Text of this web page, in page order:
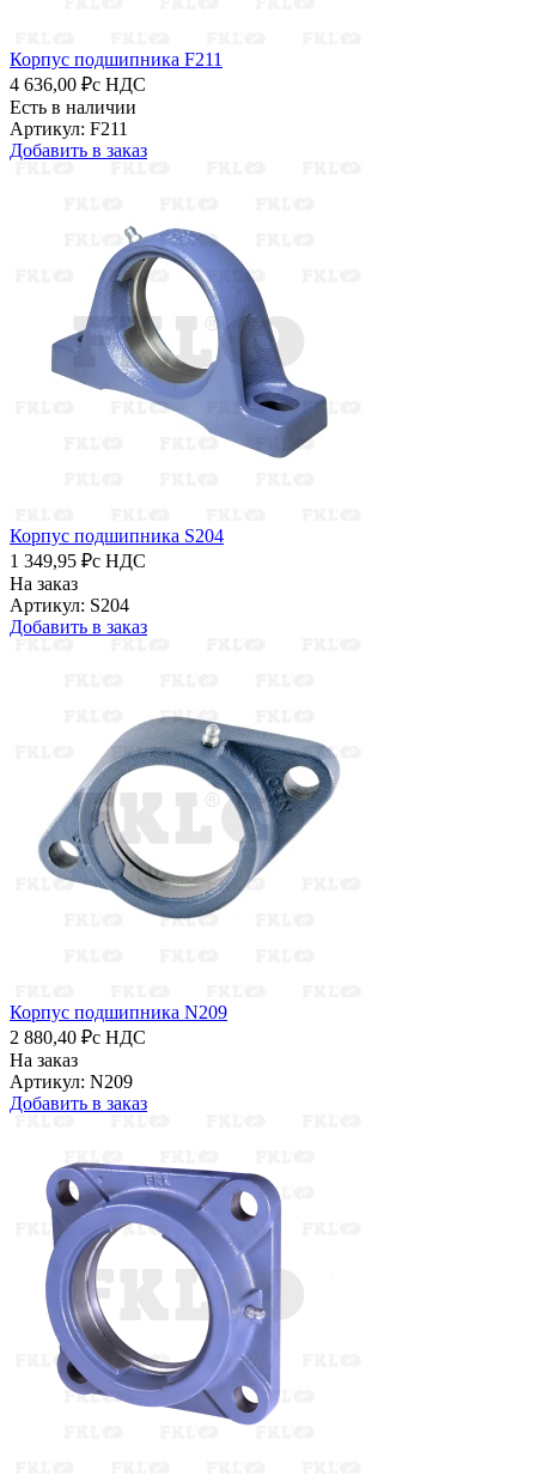
Корпус подшипника F211
4 636,00 ₽с НДС
Есть в наличии
Артикул: F211
Добавить в заказ
Корпус подшипника S204
1 349,95 ₽с НДС
На заказ
Артикул: S204
Добавить в заказ
Корпус подшипника N209
2 880,40 ₽с НДС
На заказ
Артикул: N209
Добавить в заказ